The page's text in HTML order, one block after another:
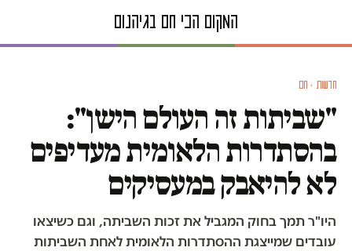
חדשות · חם
"שביתות זה העולם הישן":
בהסתדרות הלאומית מעדיפים
לא להיאבק במעסיקים
היו"ר תמך בחוק המגביל את זכות השביתה, וגם כשיצאו
עובדים שמייצגת ההסתדרות הלאומית לאחת השביתות